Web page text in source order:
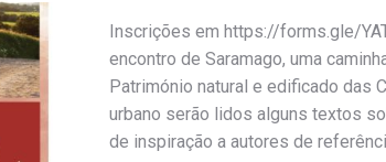
Inscrições em https://forms.gle/
encontro de Saramago, uma
Património natural e edificado das
urbano serão lidos alguns textos
de inspiração a autores de